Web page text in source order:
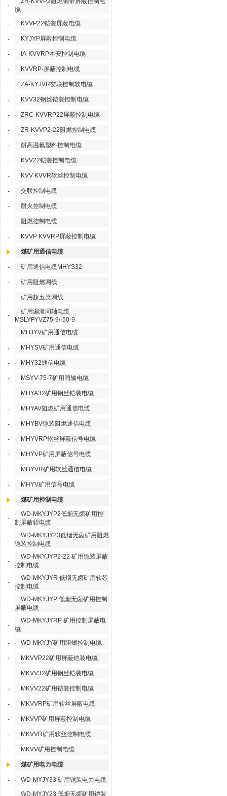
-
缆
-
KVVP22铠装屏蔽电缆
- KYJYP屏蔽控制电缆
- IA-KVVRP本安控制电缆
- KVVRP-屏蔽控制电缆
- ZA-KYJVR交联控制软电缆
- KVV32钢丝铠装控制电缆
- ZRC-KVVRP22屏蔽控制电缆
- ZR-KVVP2-22阻燃控制电缆
- 耐高温氟塑料控制电缆
- KVV22铠装控制电缆
- KVV KVVR软丝控制电缆
- 交联控制电缆
- 耐火控制电缆
- 阻燃控制电缆
- KVVP KVVRP屏蔽控制电缆
煤矿用通信电缆
- 矿用通信电缆MHYS32
- 矿用阻燃网线
- 矿用超五类网线
-
矿用漏泄同轴电缆
MSLYFYVZ75-9/-50-9
-
MHJYV矿用通信电缆
- MHYSV矿用通信电缆
- MHY32通信电缆
- MSYV-75-7矿用同轴电缆
- MHYA32矿用钢丝铠装电缆
- MHYAV阻燃矿用通信电缆
- MHYBV铠装阻燃通信电缆
- MHYVRP软丝屏蔽信号电缆
- MHYVP矿用屏蔽信号电缆
- MHYVR矿用软丝通信电缆
- MHYV矿用信号电缆
煤矿用控制电缆
-
WD-MKYJYP2低烟无卤矿用控
制屏蔽软电缆
-
WD-MKYJY23低烟无卤矿用阻燃
铠装控制电缆
-
WD-MKYJYP2-22 矿用铠装屏蔽
控制电缆
-
WD-MKYJYR 低烟无卤矿用软芯
控制电缆
-
WD-MKYJYP 低烟无卤矿用控制
屏蔽电缆
-
WD-MKYJYRP 矿用控制屏蔽电
缆
-
WD-MKYJY矿用阻燃控制电缆
- MKVVP22矿用屏蔽铠装电缆
- MKVV32矿用钢丝铠装电缆
- MKVV22矿用铠装控制电缆
- MKVVRP矿用软丝屏蔽电缆
- MKVVP矿用屏蔽控制电缆
- MKVVR矿用软丝控制电缆
- MKVV矿用控制电缆
煤矿用电力电缆
- WD-MYJY33 矿用铠装电力电缆
WD-MYJY23 低烟无卤矿用铠装